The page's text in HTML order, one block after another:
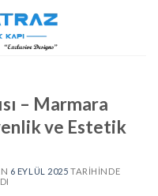
– Marmara
ve Estetik
6 EYLÜL 2025 TARIHINDE